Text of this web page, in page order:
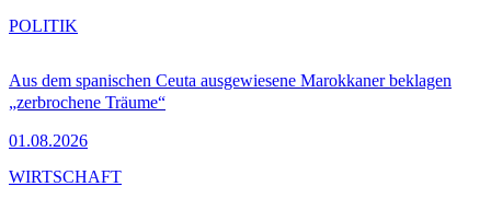
Aus dem spanischen Ceuta ausgewiesene Marokkaner beklagen
„zerbrochene Träume“
01.08.2026
POLITIK
WIRTSCHAFT